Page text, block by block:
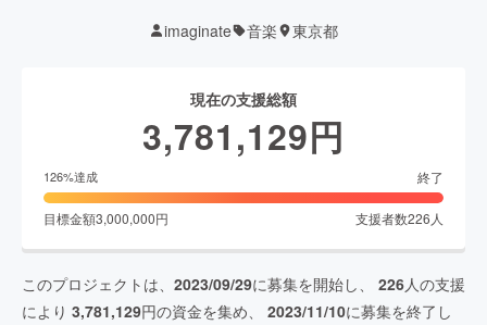
imaginate 音楽 東京都
現在の支援総額
3,781,129円
126%達成 終了
目標金額3,000,000円 支援者数226 人
このプロジェクトは、 2023/09/29に募集を開始し、 226人の支援
により 3,781,129円の資金を集め、 2023/11/10に募集を終了し